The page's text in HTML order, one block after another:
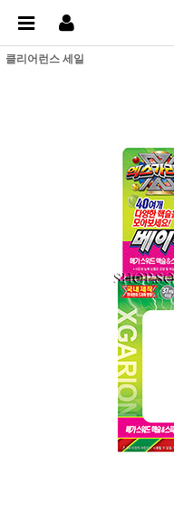
클리어런스 세일